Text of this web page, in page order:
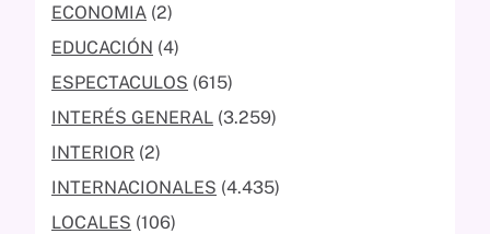
ECONOMIA (2)
EDUCACIÓN (4)
ESPECTACULOS (615)
INTERÉS GENERAL (3.259)
INTERIOR (2)
INTERNACIONALES (4.435)
LOCALES (106)